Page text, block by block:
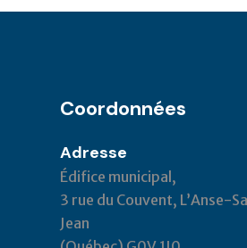
Coordonnées
Adresse
Édifice municipal,
3 rue du Couvent, L’Anse-
Jean